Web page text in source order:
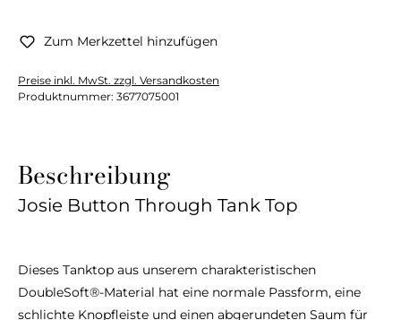
Zum Merkzettel hinzufügen
Preise inkl. MwSt. zzgl. Versandkosten
Produktnummer: 3677075001
Beschreibung
Josie Button Through Tank Top
Dieses Tanktop aus unserem charakteristischen
DoubleSoft®-Material hat eine normale Passform, eine
schlichte Knopfleiste und einen abgerundeten Saum für